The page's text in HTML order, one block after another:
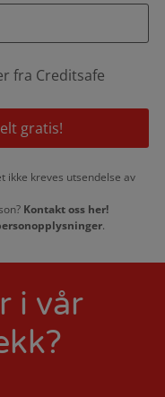
fra Creditsafe
gratis!
ikke kreves utsendelse av
Kontakt oss her!
.
i vår